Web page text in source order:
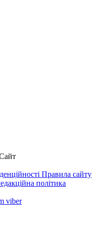
Правила сайту
політика
viber